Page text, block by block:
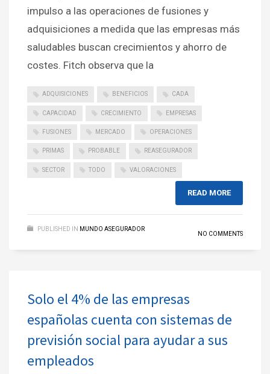
impulso a las operaciones de fusiones y
adquisiciones a medida que las empresas más
saludables buscan crecimientos y ahorro de
costes. Fitch observa que la
ADQUISICIONES BENEFICIOS CADA
CAPACIDAD CRECIMIENTO EMPRESAS
FUSIONES MERCADO OPERACIONES
PRIMAS PROBABLE REASEGURADOR
SECTOR TODO VALORACIONES
READ MORE
PUBLISHED IN MUNDO ASEGURADOR
NO COMMENTS
Solo el 4% de las empresas
españolas cuenta con sistemas de
previsión social para ayudar a sus
empleados